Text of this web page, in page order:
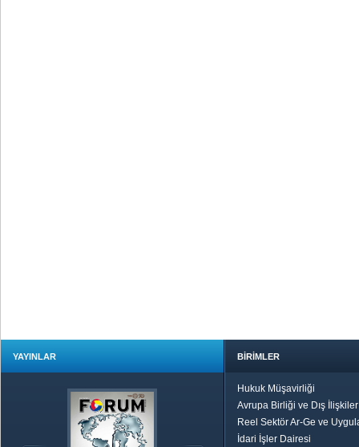
YAYINLAR BİRİMLER
Hukuk Müşavirliği
Avrupa Birliği ve Dış
Reel Sektör Ar-Ge ve
İdari İşler Dairesi